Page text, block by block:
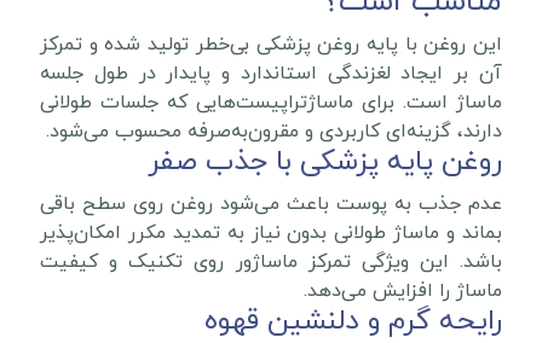
این روغن با پایه روغن پزشکی بی‌خطر تولید شده و تمرکز
آن بر ایجاد لغزندگی استاندارد و پایدار در طول جلسه
ماساژ است. برای ماساژتراپیست‌هایی که جلسات طولانی
دارند، گزینه‌ای کاربردی و مقرون‌به‌صرفه محسوب می‌شود.
روغن پایه پزشکی با جذب صفر
عدم جذب به پوست باعث می‌شود روغن روی سطح باقی
بماند و ماساژ طولانی بدون نیاز به تمدید مکرر امکان‌پذیر
باشد. این ویژگی تمرکز ماساژور روی تکنیک و کیفیت
ماساژ را افزایش می‌دهد.
رایحه گرم و دلنشین قهوه